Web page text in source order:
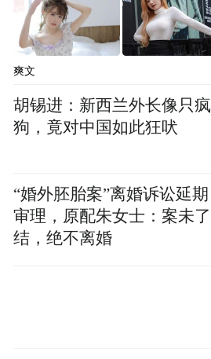
爽文
胡锡进：新西兰外长像只疯
狗，竟对中国如此狂吠
“婚外胚胎案”离婚诉讼延期
审理，原配朱女士：案未了
结，绝不离婚